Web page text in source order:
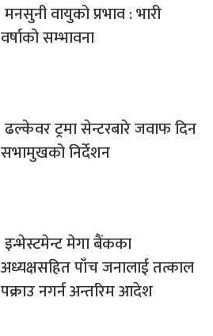
मनसुनी वायुको प्रभाव : भारी
वर्षाको सम्भावना
ढल्केवर ट्रमा सेन्टरबारे जवाफ दिन
सभामुखको निर्देशन
इन्भेस्टमेन्ट मेगा बैंकका
अध्यक्षसहित पाँच जनालाई तत्काल
पक्राउ नगर्न अन्तरिम आदेश